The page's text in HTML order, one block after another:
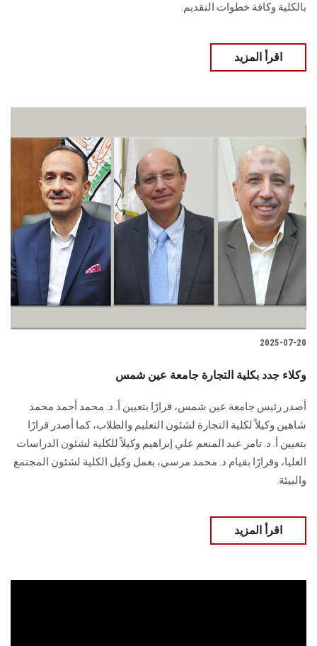
بالكلية وكافة خطوات التقديم.
اقرأ المزيد
2025-07-20
وكلاء جدد بكلية التجارة جامعة عين شمس
أصدر رئيس جامعة عين شمس، قرارًا بتعيين أ. د. محمد أحمد محمد
شاهين وكيلاً لكلية التجارة لشئون التعليم والطلاب، كما أصدر قرارًا
بتعيين أ. د. تامر عبد المنعم علي إبراهيم وكيلاً للكلية لشئون الدراسات
العليا، وقرارًا بقيام د. محمد مرسي، بعمل وكيل الكلية لشئون المجتمع
والبيئة.
اقرأ المزيد